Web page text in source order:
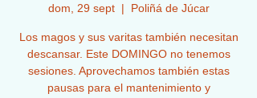
dom, 29 sept
  |
Poliñá de Júcar
Los magos y sus varitas también necesitan
descansar. Este DOMINGO no tenemos
sesiones. Aprovechamos también estas
pausas para el mantenimiento y